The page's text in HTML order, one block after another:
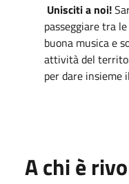
Unisciti a noi!
passeggiare tra
buona musica e
attività del
per dare insieme
A chi è